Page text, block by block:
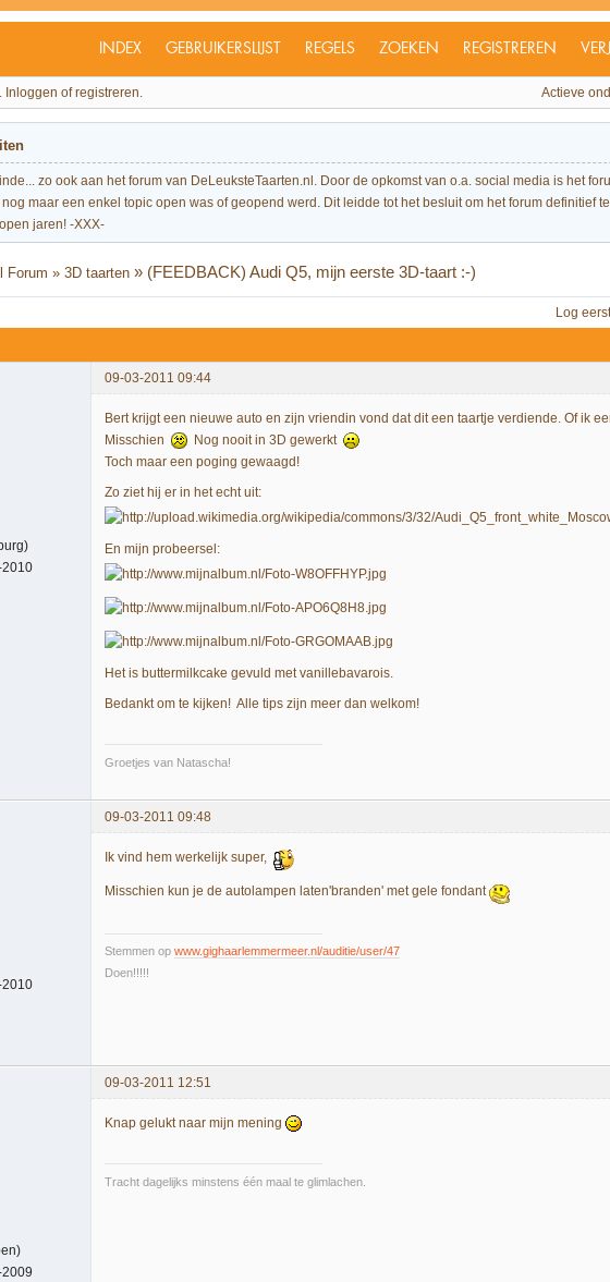
INDEX GEBRUIKERSLIJST REGELS ZOEKEN REGISTREREN
Inloggen of registreren. Actieve
zo ook aan het forum van DeLeuksteTaarten.nl. Door de opkomst van o.a. social media is het
maar een enkel topic open was of geopend werd. Dit leidde tot het besluit om het forum definitief
jaren! -XXX-
Forum »3D taarten » (FEEDBACK) Audi Q5, mijn eerste 3D-taart :-)
Log
09-03-2011 09:44
Bert krijgt een nieuwe auto en zijn vriendin vond dat dit een taartje verdiende. Of ik
Misschien
Nog nooit in 3D gewerkt
Toch maar een poging gewaagd!
Zo ziet hij er in het echt uit:
En mijn probeersel:
Het is buttermilkcake gevuld met vanillebavarois.
Bedankt om te kijken! Alle tips zijn meer dan welkom!
Groetjes van Natascha!
09-03-2011 09:48
Ik vind hem werkelijk super,
Misschien kun je de autolampen laten'branden' met gele fondant
Stemmen op www.gighaarlemmermeer.nl/auditie/user/47
Doen!!!!!
09-03-2011 12:51
Knap gelukt naar mijn mening
Tracht dagelijks minstens één maal te glimlachen.